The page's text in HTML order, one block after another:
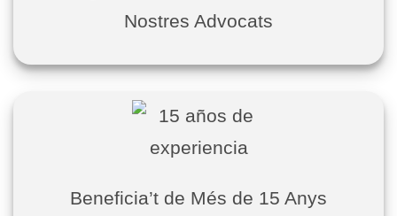
Nostres Advocats
Beneficia’t de Més de 15 Anys